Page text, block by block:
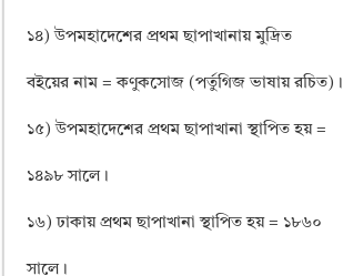
১৪) উপমহাদেশের প্রথম ছাপাখানায় মুদ্রিত
বইয়ের নাম = কণুকসোজ (পর্তুগিজ ভাষায় রচিত)।
১৫) উপমহাদেশের প্রথম ছাপাখানা স্থাপিত হয় =
১৪৯৮ সালে।
১৬) ঢাকায় প্রথম ছাপাখানা স্থাপিত হয় = ১৮৬০
সালে।